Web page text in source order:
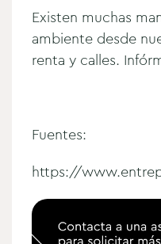
Existen muchas
ambiente desde
renta y calles.
Fuentes:
https://